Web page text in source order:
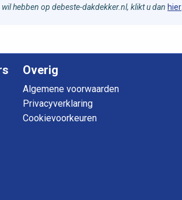
hebben op debeste-dakdekker.nl, klikt u dan hier
Overig
Algemene voorwaarden
Privacyverklaring
Cookievoorkeuren